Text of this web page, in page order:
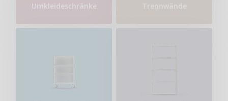
Umkleideschränke
Trennwände